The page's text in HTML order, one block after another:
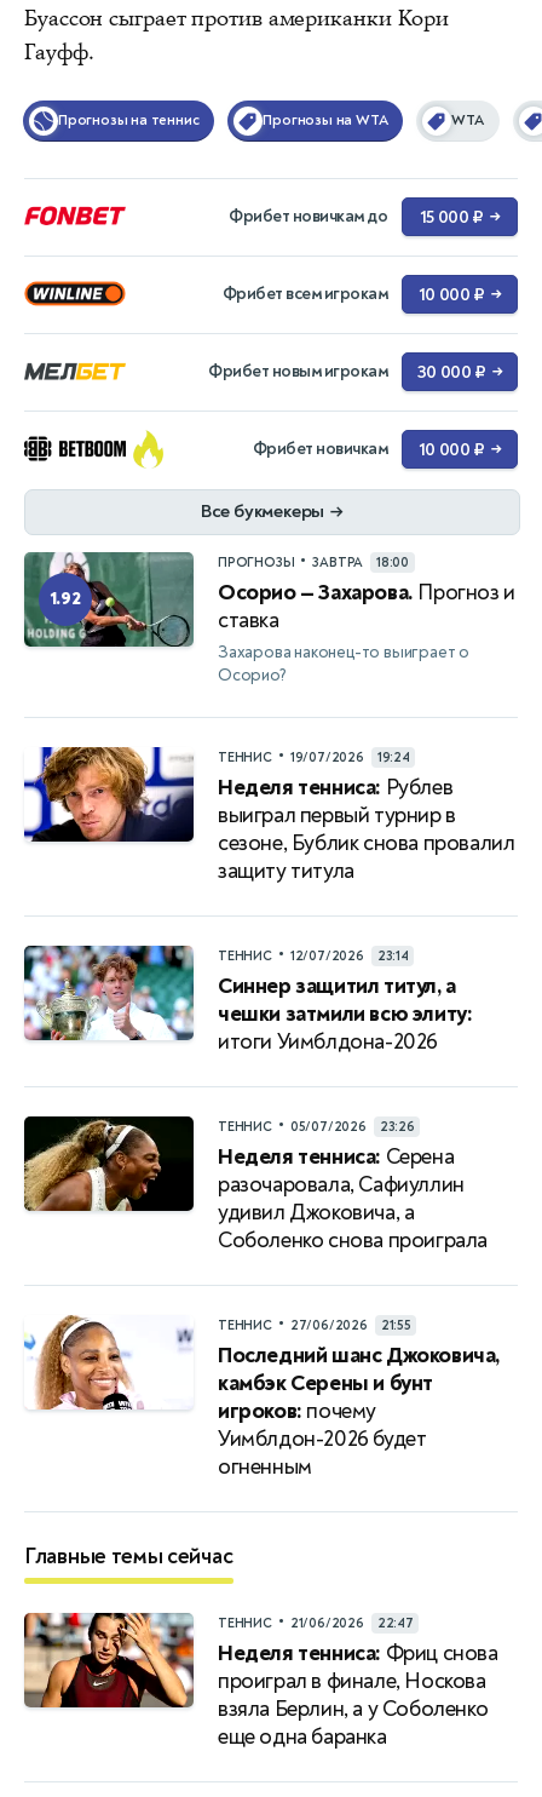
Буассон сыграет против американки Кори
Гауфф.
Прогнозы на теннис Прогнозы на WTA WTA
Фрибет новичкам до 15 000 ₽ →
Фрибет всем игрокам 10 000 ₽ →
Фрибет новым игрокам 30 000 ₽ →
Фрибет новичкам 10 000 ₽ →
Все букмекеры →
1.92
ПРОГНОЗЫ • ЗАВТРА 18:00
Осорио — Захарова. Прогноз и
ставка
Захарова наконец-то выиграет о
Осорио?
ТЕННИС • 19/07/2026 19:24
Неделя тенниса: Рублев
выиграл первый турнир в
сезоне, Бублик снова провалил
защиту титула
ТЕННИС • 12/07/2026 23:14
Синнер защитил титул, а
чешки затмили всю элиту:
итоги Уимблдона-2026
ТЕННИС • 05/07/2026 23:26
Неделя тенниса: Серена
разочаровала, Сафиуллин
удивил Джоковича, а
Соболенко снова проиграла
ТЕННИС • 27/06/2026 21:55
Последний шанс Джоковича,
камбэк Серены и бунт
игроков: почему
Уимблдон-2026 будет
огненным
Главные темы сейчас
ТЕННИС • 21/06/2026 22:47
Неделя тенниса: Фриц снова
проиграл в финале, Носкова
взяла Берлин, а у Соболенко
еще одна баранка